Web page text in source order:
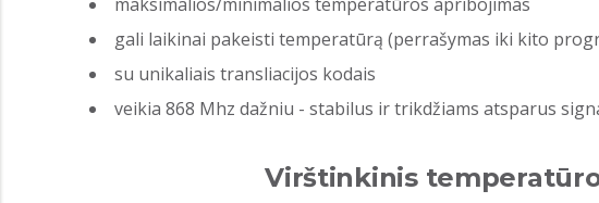
gali laikinai pakeisti temperatūrą (perrašymas iki kito
su unikaliais transliacijos kodais
veikia 868 Mhz dažniu - stabilus ir trikdžiams atsparus
Virštinkinis